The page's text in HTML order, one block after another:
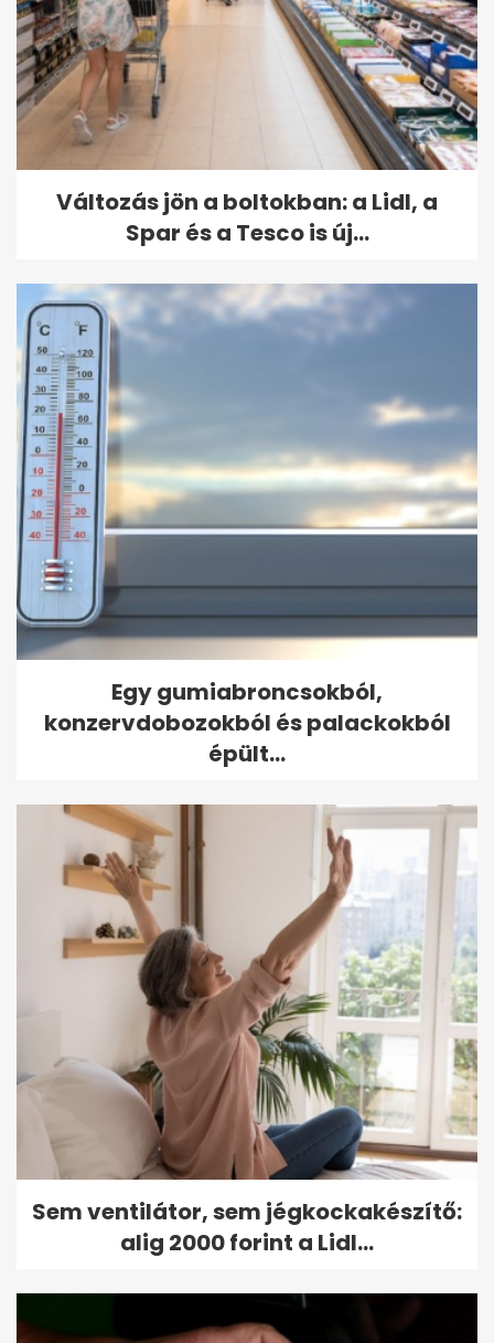
Változás jön a boltokban: a Lidl, a
Spar és a Tesco is új...
Egy gumiabroncsokból,
konzervdobozokból és palackokból
épült...
Sem ventilátor, sem jégkockakészítő:
alig 2000 forint a Lidl...